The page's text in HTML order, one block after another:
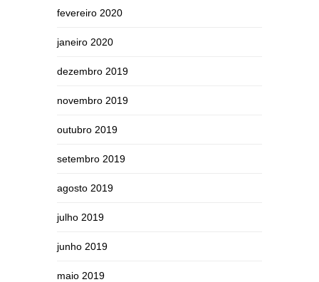
fevereiro 2020
janeiro 2020
dezembro 2019
novembro 2019
outubro 2019
setembro 2019
agosto 2019
julho 2019
junho 2019
maio 2019